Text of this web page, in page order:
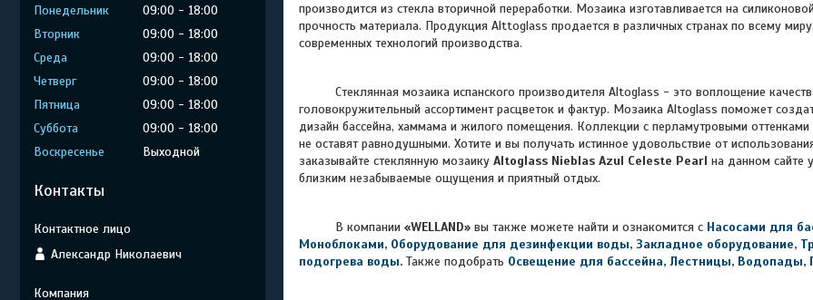
производится из стекла вторичной переработки. Мозаика изготавливается на
прочность материала. Продукция Alttoglass продается в различных странах по всему
современных технологий производства.
Стеклянная мозаика испанского производителя Altoglass - это воплощение
головокружительный ассортимент расцветок и фактур. Мозаика Altoglass поможет
дизайн бассейна, хаммама и жилого помещения. Коллекции с перламутровыми
не оставят равнодушными. Хотите и вы получать истинное удовольствие от
заказывайте стеклянную мозаику Altoglass Nieblas Azul Celeste Pearl на данном сайте
близким незабываемые ощущения и приятный отдых.
В компании «WELLAND» вы также можете найти и ознакомится с Насосами для
Моноблоками, Оборудование для дезинфекции воды, Закладное оборудование,
подогрева воды. Также подобрать Освещение для бассейна, Лестницы, Водопады,
Понедельник 09:00
18:00
Вторник
09:00
18:00
Среда
09:00
18:00
Четверг
09:00
18:00
Пятница
09:00
18:00
Суббота
09:00
18:00
Воскресенье
Выходной
Контакты
Александр Николаевич